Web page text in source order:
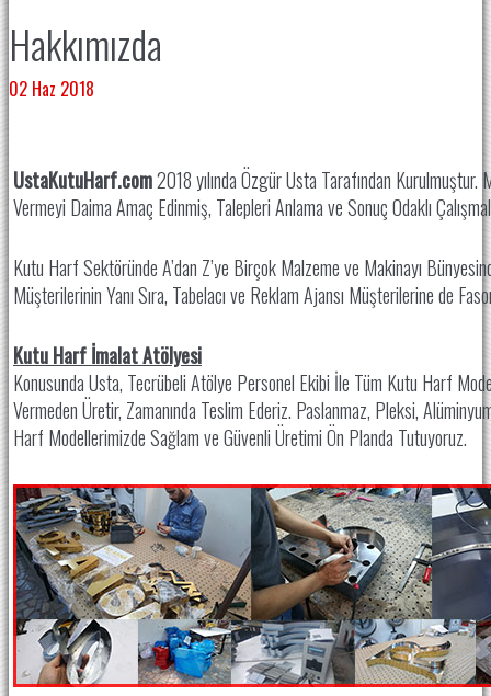
Hakkımızda
02 Haz 2018
UstaKutuHarf.com2018 yılında Özgür Usta Tarafından
Vermeyi Daima Amaç Edinmiş, Talepleri Anlama ve Sonuç Odaklı
Kutu Harf Sektöründe A’dan Z’ye Birçok Malzeme ve Makinayı
Müşterilerinin Yanı Sıra, Tabelacı ve Reklam Ajansı Müşterilerine de
Kutu Harf İmalat Atölyesi
Konusunda Usta, Tecrübeli Atölye Personel Ekibi İle Tüm Kutu Harf
Vermeden Üretir, Zamanında Teslim Ederiz. Paslanmaz, Pleksi,
Harf Modellerimizde Sağlam ve Güvenli Üretimi Ön Planda Tutuyoruz.